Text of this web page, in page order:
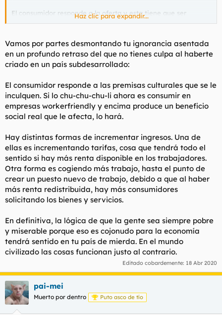
El consumidor responde a la oferta y esta tiene que ser
tentadora. Les importa un webo si los ofertantes les pagan
vende todo lo Made in China, que es básicamente realizado
por esclavos.
Haz clic para expandir...
Vamos por partes desmontando tu ignorancia asentada
en un profundo retraso del que no tienes culpa al haberte
criado en un país subdesarrollado:
El consumidor responde a las premisas culturales que se le
inculquen. Si lo chu-chu-chu-li ahora es consumir en
empresas workerfriendly y encima produce un beneficio
social real que le afecta, lo hará.
Hay distintas formas de incrementar ingresos. Una de
ellas es incrementando tarifas, cosa que tendrá todo el
sentido si hay más renta disponible en los trabajadores.
Otra forma es cogiendo más trabajo, hasta el punto de
crear un puesto nuevo de trabajo, debido a que al haber
más renta redistribuida, hay más consumidores
solicitando los bienes y servicios.
En definitiva, la lógica de que la gente sea siempre pobre
y miserable porque eso es cojonudo para la economía
tendrá sentido en tu país de mierda. En el mundo
civilizado las cosas funcionan justo al contrario.
Editado cobardemente: 18 Abr 2020
pai-mei
Muerto por dentro Puto asco de tío